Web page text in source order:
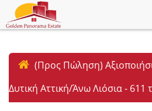
(Προς Πώληση)
Δυτική Αττική/Άνω Λιόσια - 611